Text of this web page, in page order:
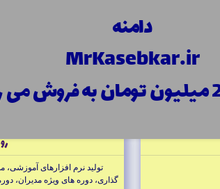
دامنه
MrKasebkar.ir
جنب پژوهشكده
88260447
تهران شهرك غرب فاز دوم
توليد نرم افزارهاى
گذارى، دوره هاى ويژه مديران،